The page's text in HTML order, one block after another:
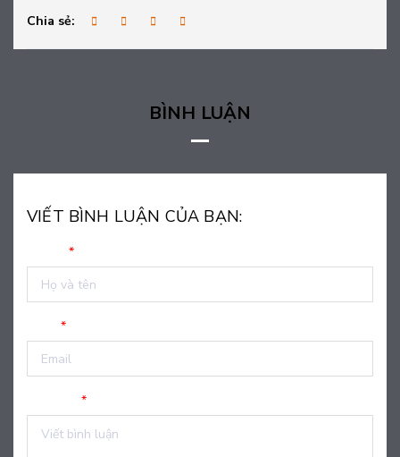
Chia sẻ:
BÌNH LUẬN
VIẾT BÌNH LUẬN CỦA BẠN:
*
*
*